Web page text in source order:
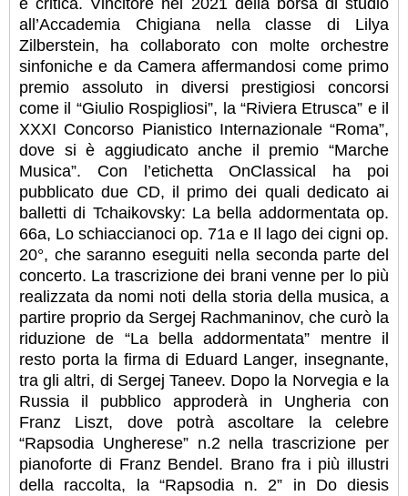
e critica. Vincitore nel 2021 della borsa di studio
all’Accademia Chigiana nella classe di Lilya
Zilberstein, ha collaborato con molte orchestre
sinfoniche e da Camera affermandosi come primo
premio assoluto in diversi prestigiosi concorsi
come il “Giulio Rospigliosi”, la “Riviera Etrusca” e il
XXXI Concorso Pianistico Internazionale “Roma”,
dove si è aggiudicato anche il premio “Marche
Musica”. Con l’etichetta OnClassical ha poi
pubblicato due CD, il primo dei quali dedicato ai
balletti di Tchaikovsky: La bella addormentata op.
66a, Lo schiaccianoci op. 71a e Il lago dei cigni op.
20°, che saranno eseguiti nella seconda parte del
concerto. La trascrizione dei brani venne per lo più
realizzata da nomi noti della storia della musica, a
partire proprio da Sergej Rachmaninov, che curò la
riduzione de “La bella addormentata” mentre il
resto porta la firma di Eduard Langer, insegnante,
tra gli altri, di Sergej Taneev. Dopo la Norvegia e la
Russia il pubblico approderà in Ungheria con
Franz Liszt, dove potrà ascoltare la celebre
“Rapsodia Ungherese” n.2 nella trascrizione per
pianoforte di Franz Bendel. Brano fra i più illustri
della raccolta, la “Rapsodia n. 2” in Do diesis